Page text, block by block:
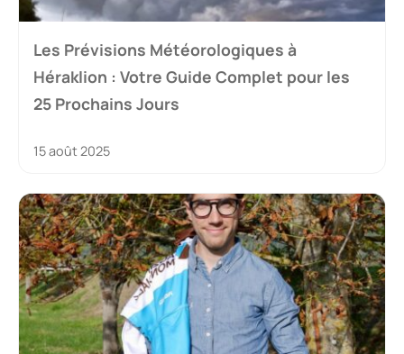
Les Prévisions Météorologiques à
Héraklion : Votre Guide Complet pour les
25 Prochains Jours
15 août 2025